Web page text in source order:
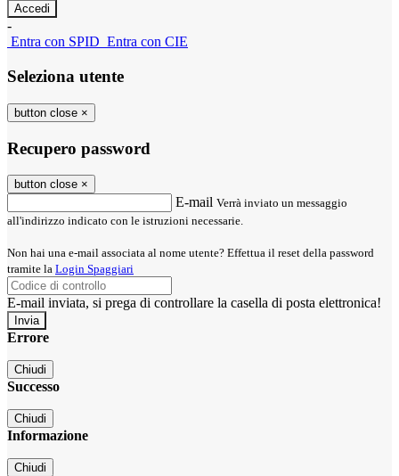
-
Entra con SPID Entra con CIE
Seleziona utente
button close ×
Recupero password
button close ×
E-mail Verrà inviato un messaggio
all'indirizzo indicato con le istruzioni necessarie.
Non hai una e-mail associata al nome utente? Effettua il reset della password
tramite la Login Spaggiari
E-mail inviata, si prega di controllare la casella di posta elettronica!
Errore
Chiudi
Successo
Chiudi
Informazione
Chiudi